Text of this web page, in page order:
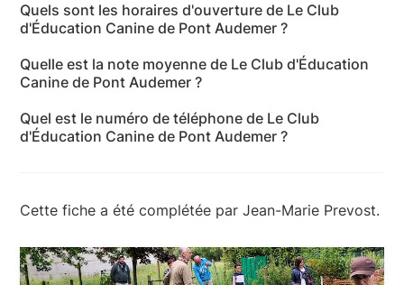
Audemer est Quai du Mascaret, 27500 Pont-
Audemer - Eure
Quels sont les horaires d'ouverture de Le Club
d'Éducation Canine de Pont Audemer ?
Les horaires d'ouverture de Le Club d'Éducation
Canine de Pont Audemer sont les suivants : lundi:
Fermé - mardi: Fermé - mercredi: Fermé - jeudi:
Fermé - vendredi: Fermé - samedi: 14:00-18:00 -
dimanche: 10:00-12:00
Quelle est la note moyenne de Le Club d'Éducation
Canine de Pont Audemer ?
24 avis pour une note moyenne de 4,6 sur 5.
Quel est le numéro de téléphone de Le Club
d'Éducation Canine de Pont Audemer ?
Cette fiche a été complétée par Jean-Marie Prevost.